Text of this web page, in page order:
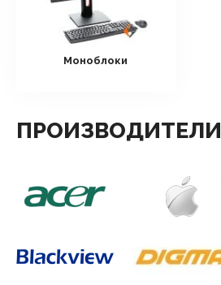
Моноблоки
ПРОИЗВОДИТЕЛИ